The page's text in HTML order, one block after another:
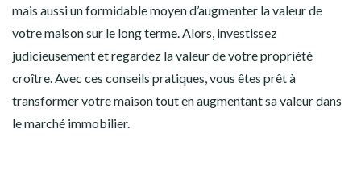
mais aussi un formidable moyen d’augmenter la valeur de
votre maison sur le long terme. Alors, investissez
judicieusement et regardez la valeur de votre propriété
croître. Avec ces conseils pratiques, vous êtes prêt à
transformer votre maison tout en augmentant sa valeur dans
le marché immobilier.